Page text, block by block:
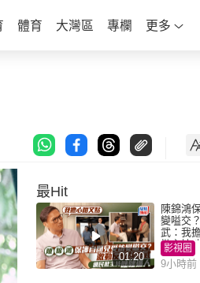
體育 大灣區 專欄 更多
最Hit
01:20
陳錦鴻
變嗌交
武：我
批主持
影視圈
9小時前